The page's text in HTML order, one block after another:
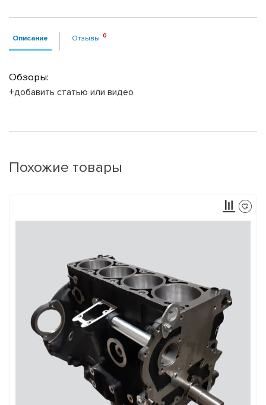
Описание Отзывы
Обзоры:
+добавить статью или видео
Похожие товары